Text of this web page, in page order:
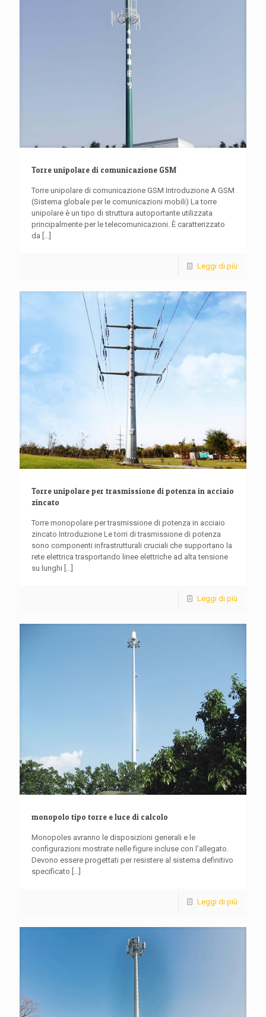
Torre unipolare di comunicazione GSM
Torre unipolare di comunicazione GSM Introduzione A GSM
(Sistema globale per le comunicazioni mobili) La torre
unipolare è un tipo di struttura autoportante utilizzata
principalmente per le telecomunicazioni. È caratterizzato
da [...]
Leggi di più
Torre unipolare per trasmissione di potenza in acciaio
zincato
Torre monopolare per trasmissione di potenza in acciaio
zincato Introduzione Le torri di trasmissione di potenza
sono componenti infrastrutturali cruciali che supportano la
rete elettrica trasportando linee elettriche ad alta tensione
su lunghi [...]
Leggi di più
monopolo tipo torre e luce di calcolo
Monopoles avranno le disposizioni generali e le
configurazioni mostrate nelle figure incluse con l'allegato.
Devono essere progettati per resistere al sistema definitivo
specificato [...]
Leggi di più